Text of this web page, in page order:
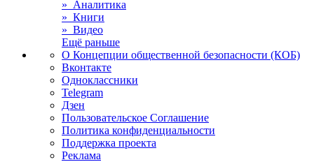
» Аналитика
» Книги
» Видео
Ещё раньше
О Концепции общественной безопасности (КОБ)
Вконтакте
Одноклассники
Telegram
Дзен
Пользовательское Соглашение
Политика конфиденциальности
Поддержка проекта
Реклама